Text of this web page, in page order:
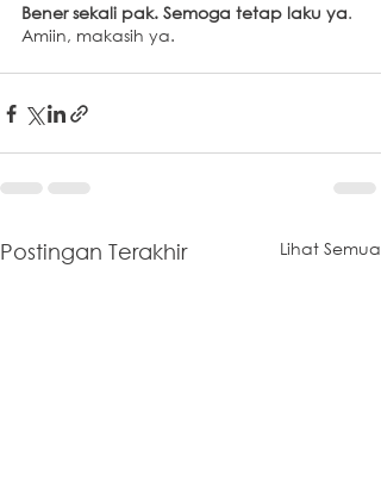
Bener sekali pak. Semoga tetap laku ya.
Amiin, makasih ya.
Postingan Terakhir Lihat Semua